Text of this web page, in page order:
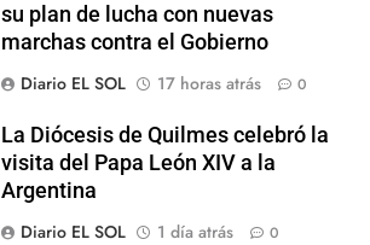
su plan de lucha con nuevas
marchas contra el Gobierno
Diario EL SOL
17 horas atrás 0
La Diócesis de Quilmes celebró la
visita del Papa León XIV a la
Argentina
Diario EL SOL
1 día atrás 0